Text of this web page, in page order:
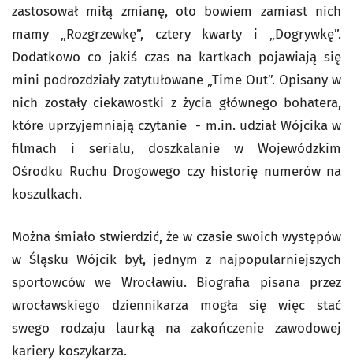
zastosował miłą zmianę, oto bowiem zamiast nich
mamy „Rozgrzewkę”, cztery kwarty i „Dogrywkę”.
Dodatkowo co jakiś czas na kartkach pojawiają się
mini podrozdziały zatytułowane „Time Out”. Opisany w
nich zostały ciekawostki z życia głównego bohatera,
które uprzyjemniają czytanie - m.in. udział Wójcika w
filmach i serialu, doszkalanie w Wojewódzkim
Ośrodku Ruchu Drogowego czy historię numerów na
koszulkach.
Można śmiało stwierdzić, że w czasie swoich występów
w Śląsku Wójcik był, jednym z najpopularniejszych
sportowców we Wrocławiu. Biografia pisana przez
wrocławskiego dziennikarza mogła się więc stać
swego rodzaju laurką na zakończenie zawodowej
kariery koszykarza.